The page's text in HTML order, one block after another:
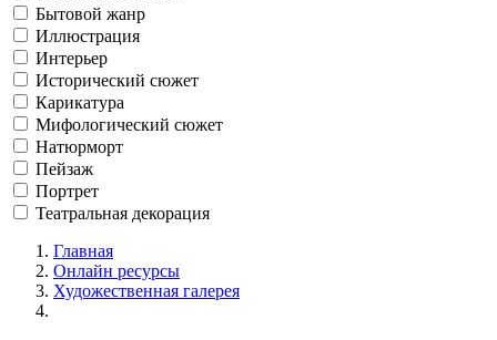
Бытовой жанр
Иллюстрация
Интерьер
Исторический сюжет
Карикатура
Мифологический сюжет
Натюрморт
Пейзаж
Портрет
Театральная декорация
Главная
Онлайн ресурсы
Художественная галерея